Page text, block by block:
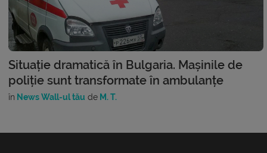
Situație dramatică în Bulgaria. Mașinile de
poliție sunt transformate în ambulanțe
în News Wall-ul tău de M. T.